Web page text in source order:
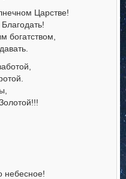
Царстве!
богатством,
небесное!